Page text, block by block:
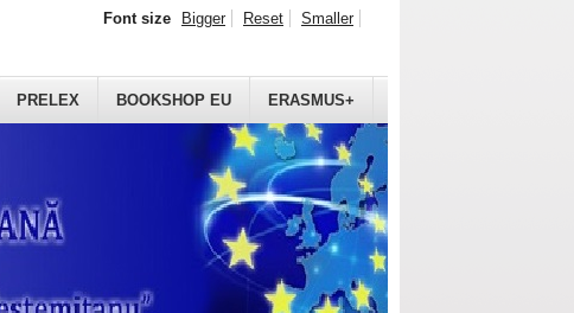
PRELEX BOOKSHOP EU ERASMUS+
Font size Bigger Reset Smaller